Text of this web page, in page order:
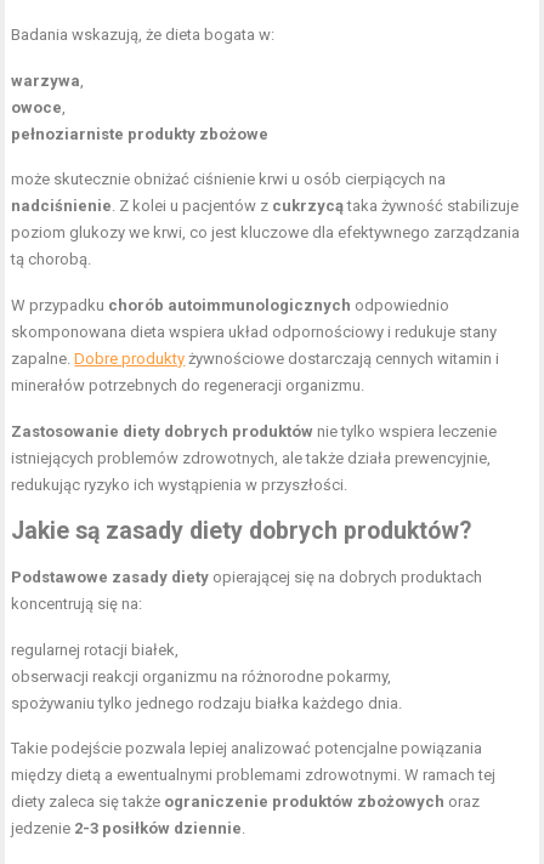
Badania wskazują, że dieta bogata w:
warzywa,
owoce,
pełnoziarniste produkty zbożowe
może skutecznie obniżać ciśnienie krwi u osób cierpiących na
nadciśnienie. Z kolei u pacjentów z cukrzycątaka żywność stabilizuje
poziom glukozy we krwi, co jest kluczowe dla efektywnego zarządzania
tą chorobą.
W przypadku chorób autoimmunologicznych odpowiednio
skomponowana dieta wspiera układ odpornościowy i redukuje stany
zapalne.Dobre produkty żywnościowe dostarczają cennych witamin i
minerałów potrzebnych do regeneracji organizmu.
Zastosowanie diety dobrych produktów nie tylko wspiera leczenie
istniejących problemów zdrowotnych, ale także działa prewencyjnie,
redukując ryzyko ich wystąpienia w przyszłości.
Jakie są zasady diety dobrych produktów?
Podstawowe zasady diety opierającej się na dobrych produktach
koncentrują się na:
regularnej rotacji białek,
obserwacji reakcji organizmu na różnorodne pokarmy,
spożywaniu tylko jednego rodzaju białka każdego dnia.
Takie podejście pozwala lepiej analizować potencjalne powiązania
między dietą a ewentualnymi problemami zdrowotnymi. W ramach tej
diety zaleca się także ograniczenie produktów zbożowych oraz
jedzenie 2-3 posiłków dziennie.